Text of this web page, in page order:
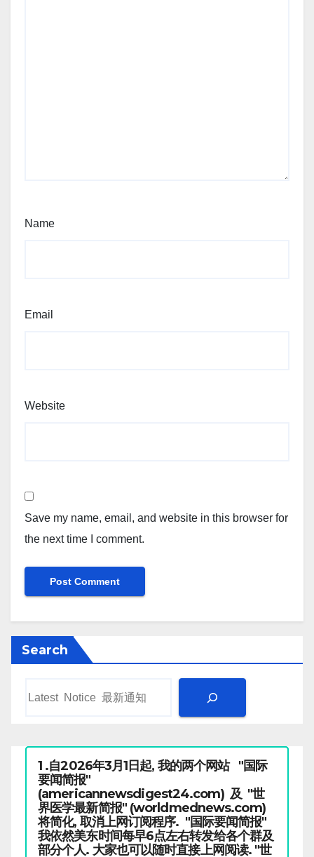
Name
Email
Website
Save my name, email, and website in this browser for
the next time I comment.
Search
1 .自2026年3月1日起, 我的两个网站 "国际
要闻简报"
(americannewsdigest24.com) 及 "世
界医学最新简报" (worldmednews.com)
将简化, 取消上网订阅程序. "国际要闻简报"
我依然美东时间每早6点左右转发给各个群及
部分个人. 大家也可以随时直接上网阅读. "世